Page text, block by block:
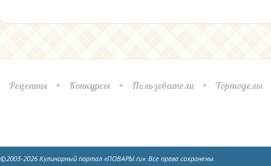
Рецепты Конкурсы Пользователи Тортоделы
©2003-2026 Кулинарный портал «ПОВАРЫ.ru». Все права сохранены.